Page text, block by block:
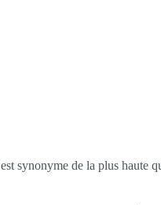
est synonyme de la plus haute